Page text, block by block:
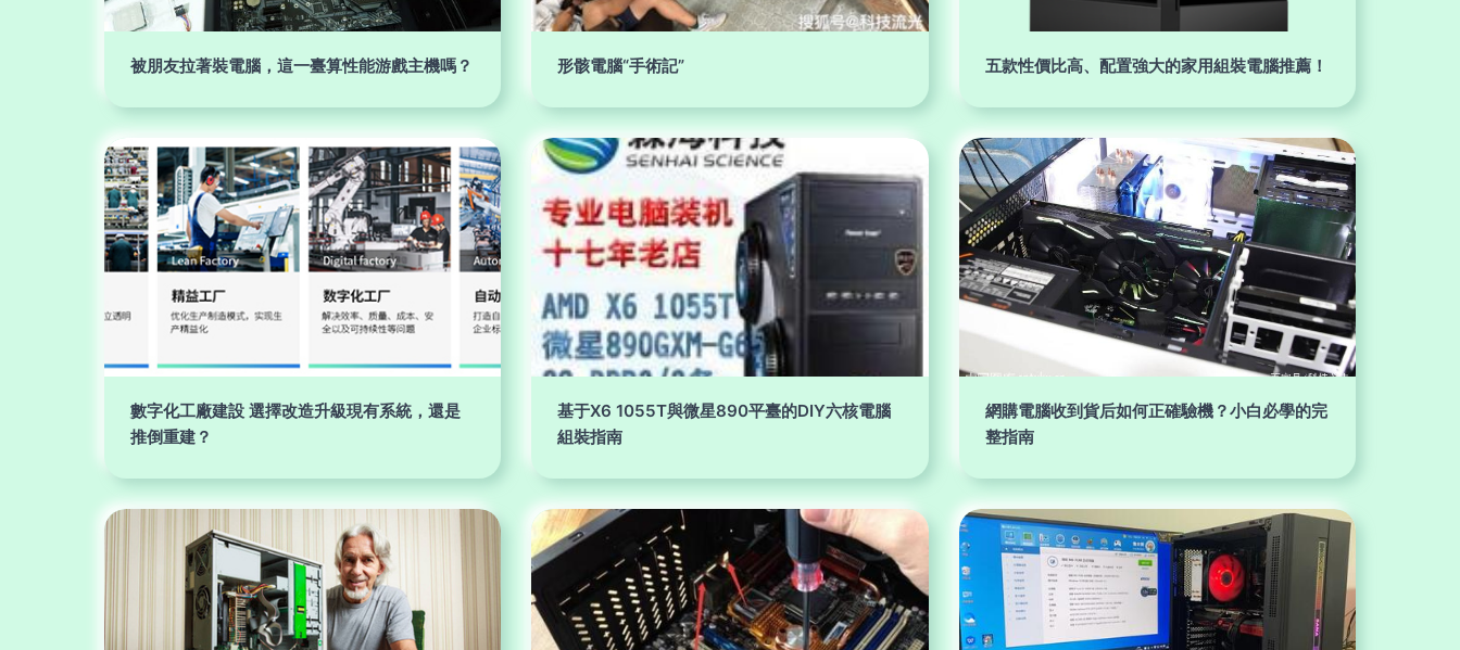
被朋友拉著裝電腦，這一臺算性能游戲主機嗎？ 形骸電腦“手術記” 五款性價比高、配置強大的家用組裝電腦推薦！
數字化工廠建設 選擇改造升級現有系統，還是
推倒重建？
基于X6 1055T與微星890平臺的DIY六核電腦
組裝指南
網購電腦收到貨后如何正確驗機？小白必學的完
整指南